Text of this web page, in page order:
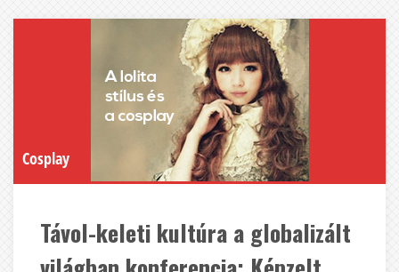
Cosplay
Távol-keleti kultúra a globalizált